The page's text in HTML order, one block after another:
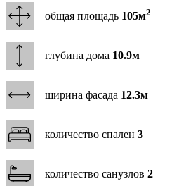
общая площадь 105м2
глубина дома 10.9м
ширина фасада 12.3м
количество спален 3
количество санузлов 2